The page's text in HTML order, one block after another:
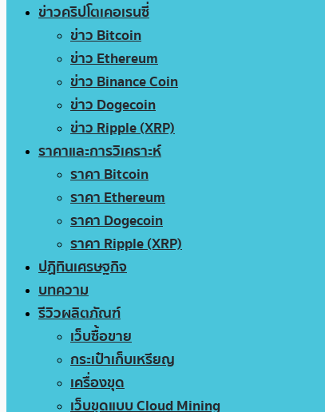
ข่าวคริปโตเคอเรนซี่
ข่าว Bitcoin
ข่าว Ethereum
ข่าว Binance Coin
ข่าว Dogecoin
ข่าว Ripple (XRP)
ราคาและการวิเคราะห์
ราคา Bitcoin
ราคา Ethereum
ราคา Dogecoin
ราคา Ripple (XRP)
ปฏิทินเศรษฐกิจ
บทความ
รีวิวผลิตภัณฑ์
เว็บซื้อขาย
กระเป๋าเก็บเหรียญ
เครื่องขุด
เว็บขุดแบบ Cloud Mining